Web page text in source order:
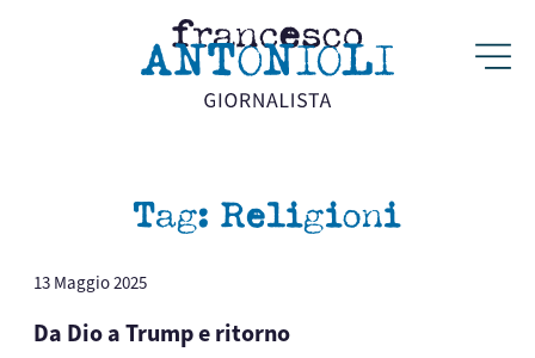
Tag: Religioni
13 Maggio 2025
Da Dio a Trump e ritorno